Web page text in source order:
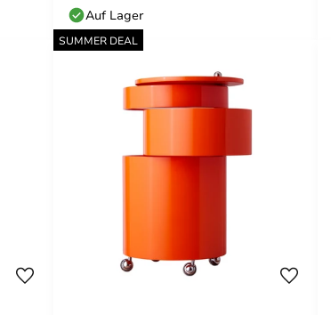
Auf Lager
SUMMER DEAL